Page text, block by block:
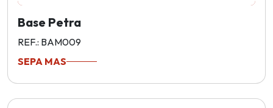
Base Petra
REF.: BAM009
SEPA MAS